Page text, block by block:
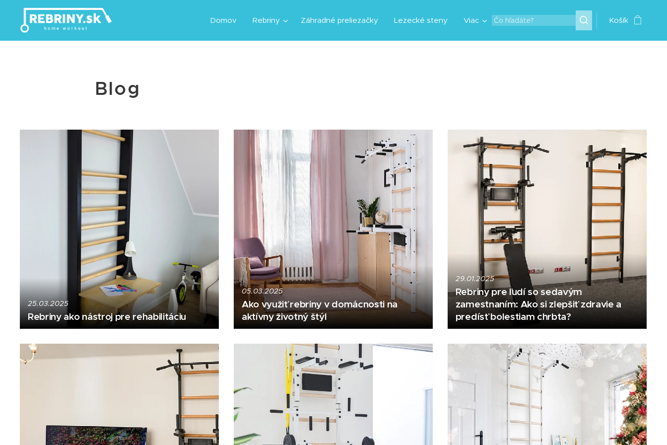
Domov Rebriny Záhradné preliezačky Lezecké steny Viac Košík
Blog
25.03.2025
Rebriny ako nástroj pre rehabilitáciu
05.03.2025
Ako využiť rebriny v domácnosti na
aktívny životný štýl
29.01.2025
Rebriny pre ľudí so sedavým
zamestnaním: Ako si zlepšiť zdravie a
predísť bolestiam chrbta?